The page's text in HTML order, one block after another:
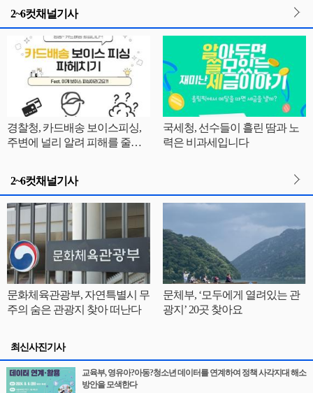
2~6컷채널기사
경찰청, 카드배송 보이스피싱,
주변에 널리 알려 피해를 줄여
국세청, 선수들이 흘린 땀과 노
력은 비과세입니다
2~6컷채널기사
문화체육관광부, 자연특별시 무
주의 숨은 관광지 찾아 떠난다
문체부, ‘모두에게 열려있는 관
광지’ 20곳 찾아요
최신사진기사
교육부, 영유아?아동?청소년 데이터를 연계하여 정책 사각지대 해소
방안을 모색한다